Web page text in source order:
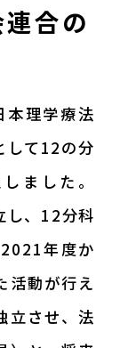
合の
理学療法
して12の分
ました。
し、12分科
年度か
活動が行え
立させ、法